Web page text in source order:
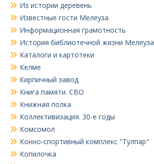
Из истории деревень
Известные гости Мелеуза
Информационная грамотность
История библиотечной жизни Мелеуза
Каталоги и картотеки
Келме
Кирпичный завод
Книга памяти. СВО
Книжная полка
Коллективизация. 30-е годы
Комсомол
Конно-спортивный комплекс "Тулпар"
Копилочка